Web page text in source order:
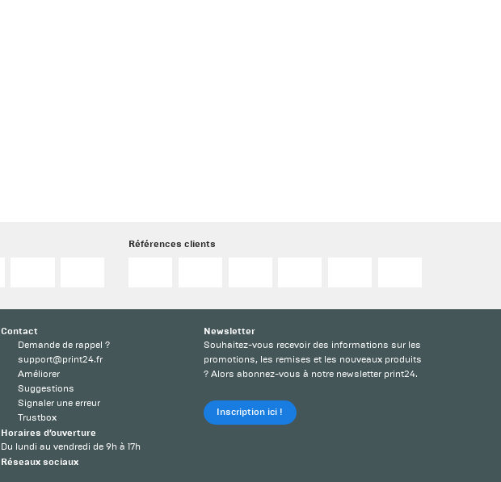
Références clients
Contact
Demande de rappel ?
support@print24.fr
Améliorer
Suggestions
Signaler une erreur
Trustbox
Horaires d’ouverture
Du lundi au vendredi de 9h à 17h
Réseaux sociaux
Newsletter
Souhaitez-vous recevoir des informations sur les
promotions, les remises et les nouveaux produits
? Alors abonnez-vous à notre newsletter print24.
Inscription ici !